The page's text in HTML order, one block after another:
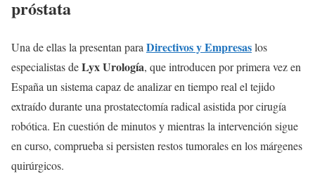
próstata
Una de ellas la presentan para Directivos y Empresaslos
especialistas deLyx Urología, que introducen por primera vez en
España un sistema capaz de analizar en tiempo real el tejido
extraído durante una prostatectomía radical asistida por cirugía
robótica. En cuestión de minutos y mientras la intervención sigue
en curso, comprueba si persisten restos tumorales en los márgenes
quirúrgicos.